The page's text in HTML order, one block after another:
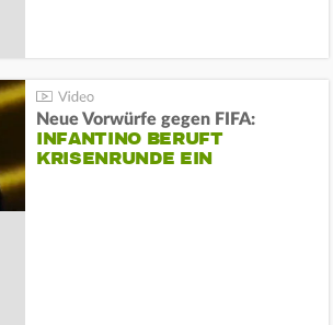
Neue Vorwürfe gegen FIFA:
INFANTINO BERUFT
KRISENRUNDE EIN